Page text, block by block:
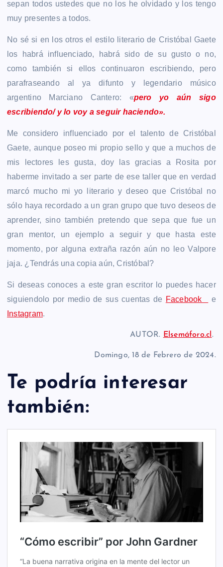
sepan todos ustedes que no los he olvidado y los tengo
muy presentes a todos.
No sé si en los otros el estilo literario de Cristóbal Gaete
los habrá influenciado, habrá sido de su gusto o no,
como también si ellos continuaron escribiendo, pero
parafraseando al ya difunto y legendario músico
argentino Marciano Cantero: «pero yo aún sigo
escribiendo/ y lo voy a seguir haciendo».
Me considero influenciado por el talento de Cristóbal
Gaete, aunque poseo mi propio sello y que a muchos de
mis lectores les gusta, doy las gracias a Rosita por
haberme invitado a ser parte de ese taller que en verdad
marcó mucho mi yo literario y deseo que Cristóbal no
sólo haya recordado a un gran grupo que tuvo deseos de
aprender, sino también pretendo que sepa que fue un
gran mentor, un ejemplo a seguir y que hasta este
momento, por alguna extraña razón aún no leo Valpore
jaja. ¿Tendrás una copia aún, Cristóbal?
Si deseas conoces a este gran escritor lo puedes hacer
siguiendolo por medio de sus cuentas de Facebook
e
Instagram.
AUTOR. Elsemáforo.cl.
Domingo, 18 de Febrero de 2024.
Te podría interesar
también: